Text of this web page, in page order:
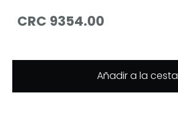
CRC 9354.00
Añadir a la cesta